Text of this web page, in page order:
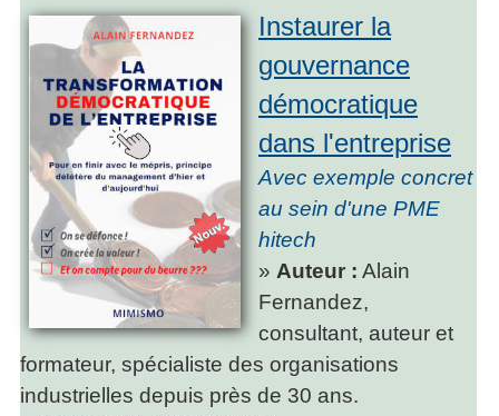
Instaurer la
gouvernance
démocratique
dans l'entreprise
Avec exemple concret
au sein d'une PME
hitech
» Auteur : Alain
Fernandez,
consultant, auteur et
formateur, spécialiste des organisations
industrielles depuis près de 30 ans.